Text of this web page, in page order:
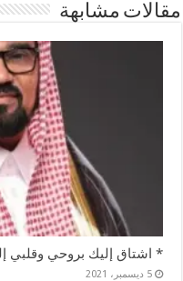
مقالات مشابهة
* اشتاق إليك بروحي وقلبي
5 ديسمبر، 2021